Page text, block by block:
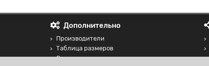
Дополнительно
Производители
Таблица размеров
Отзывы